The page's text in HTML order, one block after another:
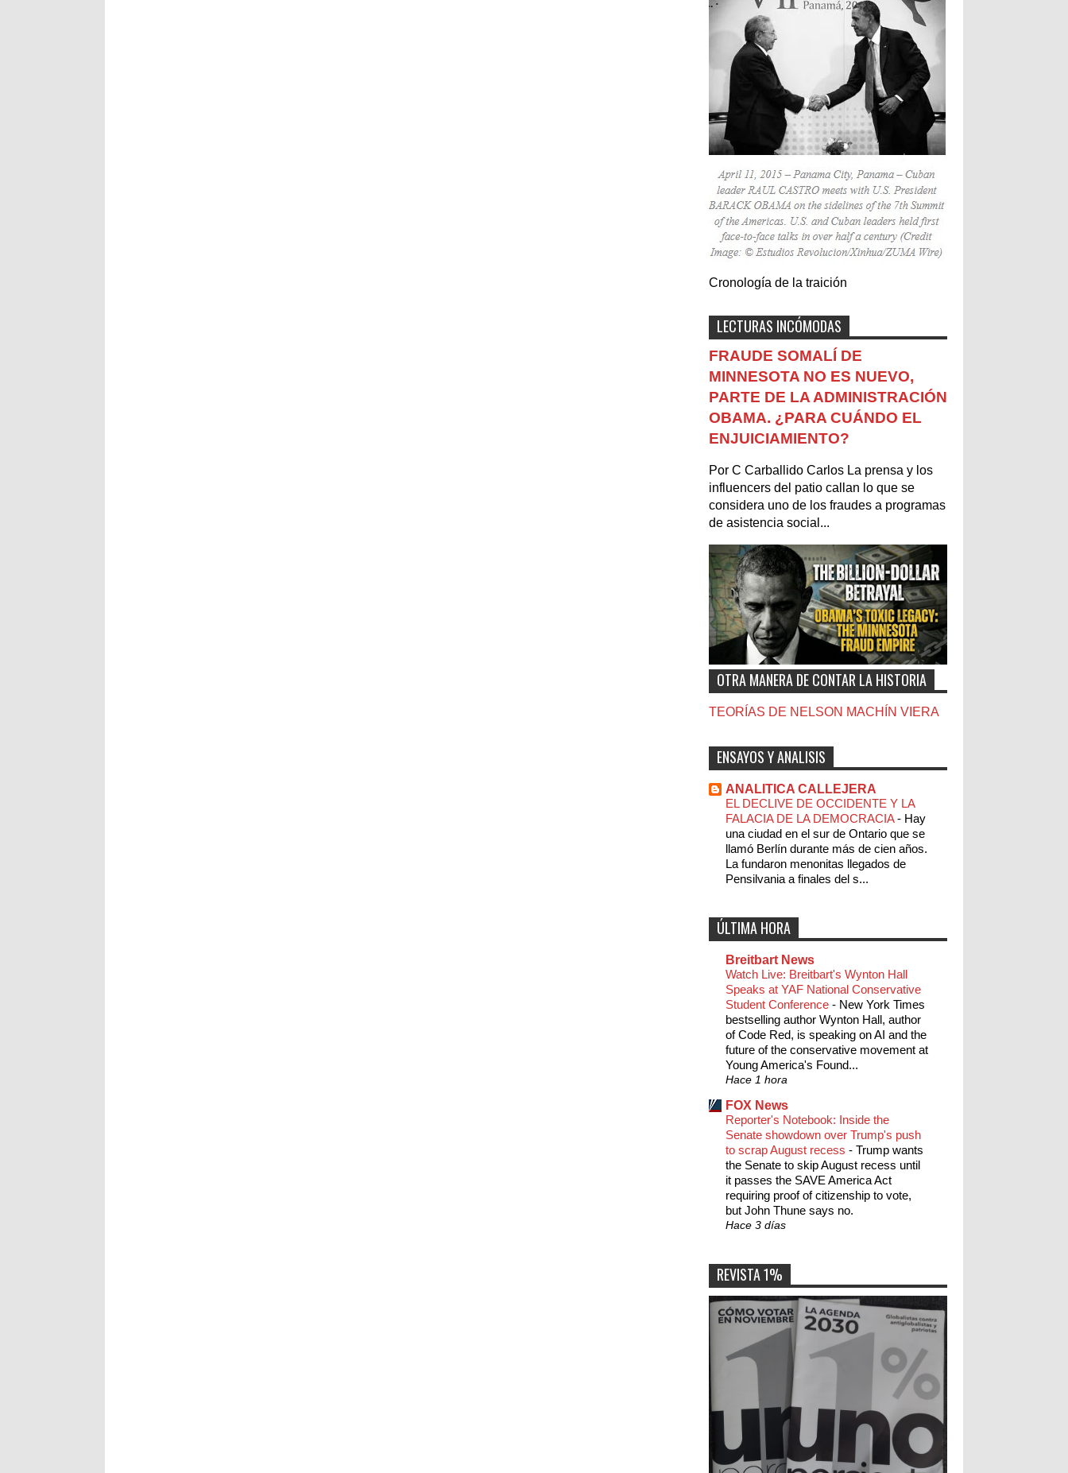
Cronología de la traición
LECTURAS INCÓMODAS
FRAUDE SOMALÍ DE
MINNESOTA NO ES NUEVO,
PARTE DE LA ADMINISTRACIÓN
OBAMA. ¿PARA CUÁNDO EL
ENJUICIAMIENTO?
Por C Carballido Carlos La prensa y los
influencers del patio callan lo que se
considera uno de los fraudes a programas
de asistencia social...
OTRA MANERA DE CONTAR LA HISTORIA
TEORÍAS DE NELSON MACHÍN VIERA
ENSAYOS Y ANALISIS
ANALITICA CALLEJERA
EL DECLIVE DE OCCIDENTE Y LA
FALACIA DE LA DEMOCRACIA- Hay
una ciudad en el sur de Ontario que se
llamó Berlín durante más de cien años.
La fundaron menonitas llegados de
Pensilvania a finales del s...
ÚLTIMA HORA
Breitbart News
Watch Live: Breitbart's Wynton Hall
Speaks at YAF National Conservative
Student Conference - New York Times
bestselling author Wynton Hall, author
of Code Red, is speaking on AI and the
future of the conservative movement at
Young America's Found...
Hace 1 hora
FOX News
Reporter's Notebook: Inside the
Senate showdown over Trump's push
to scrap August recess - Trump wants
the Senate to skip August recess until
it passes the SAVE America Act
requiring proof of citizenship to vote,
but John Thune says no.
Hace 3 días
REVISTA 1%